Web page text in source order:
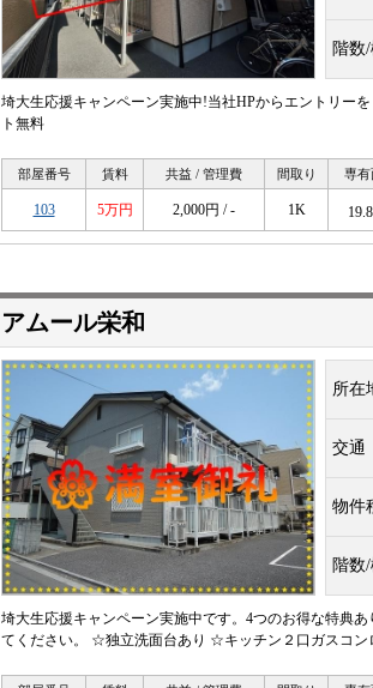
階数
埼大生応援キャンペーン実施中!当社HPからエントリ
ト無料
部屋番号 賃料 共益 / 管理費 間取り 専有
103 5万円 2,000円 / - 1K
アムール栄和
所在
交通
物件
階数
埼大生応援キャンペーン実施中です。4つのお得な特典
てください。 ☆独立洗面台あり ☆キッチン２口ガスコ